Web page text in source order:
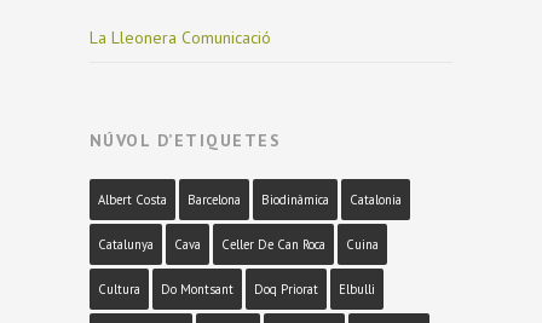
La Lleonera Comunicació
NÚVOL D’ETIQUETES
Albert Costa Barcelona Biodinàmica Catalonia
Catalunya Cava Celler De Can Roca Cuina
Cultura Do Montsant Doq Priorat Elbulli